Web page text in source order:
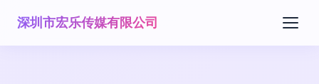
深圳市宏乐传媒有限公司